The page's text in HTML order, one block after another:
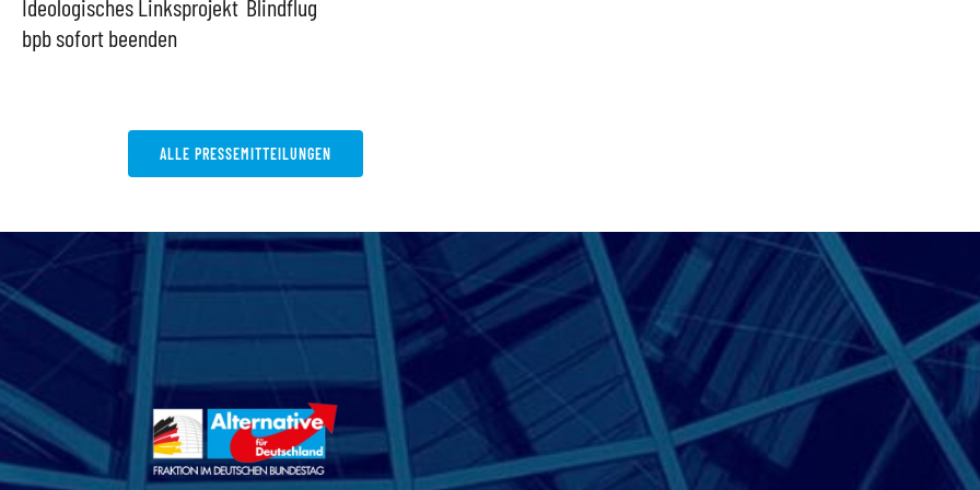
Ideologisches Linksprojekt
bpb sofort beenden
Blindflug
ALLE PRESSEMITTEILUNGEN